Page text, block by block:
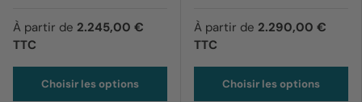
À partir de 2.245,00 €
TTC
Choisir les options
À partir de 2.290,00 €
TTC
Choisir les options